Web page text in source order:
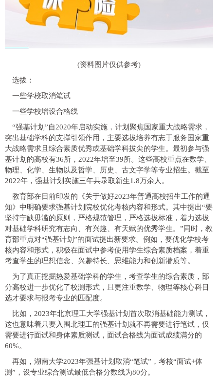
(资料图片仅供参考)
选拔：
一些学校取消笔试
一些学校增设合格线
“强基计划”自2020年启动实施，计划聚焦国家重大战略需求，
突出基础学科的支撑引领作用，主要选拔培养有志于服务国家重
大战略需求且综合素质优秀或基础学科拔尖的学生。最初参与强
基计划的高校有36所，2022年增至39所。这些高校重点在数学、
物理、化学、生物以及哲学、历史、古文字学等专业招生。截至
2022年，强基计划实施三年共录取新生1.8万余人。
教育部在日前印发的《关于做好2023年普通高校招生工作的通
知》中明确要求强基计划院校优化考核内容和形式。其中提出“要
坚持宁缺毋滥的原则，严格规范管理，严格选拔标准，着力选拔
对基础学科研究有志向、有兴趣、有天赋的优秀学生。”同时，教
育部重点对“强基计划”的面试提出新要求。例如，要优化学校考
核内容和形式，积极在面试中参考使用学生综合素质档案，着重
考查学生的理想信念、兴趣特长、思维能力和创新潜质等。
为了真正挖掘热爱基础学科的学生，考查学生的综合素质，部
分高校进一步优化了校测形式，且更注重数学、物理等核心科目
选才要求与报考专业的匹配度。
比如，2023年北京理工大学强基计划首次取消基础能力测试，
这也意味着只要入围北理工的强基计划就不再需要进行笔试，仅
需要进行面试和身体素质测试，面试合格线为面试成绩满分的
60%。
再如，湖南大学2023年强基计划取消“笔试”，考核“面试+体
测”，设专业综合测试最低合格分数线为80分。